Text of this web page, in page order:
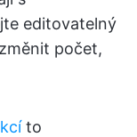
editovatelný
počet,
to